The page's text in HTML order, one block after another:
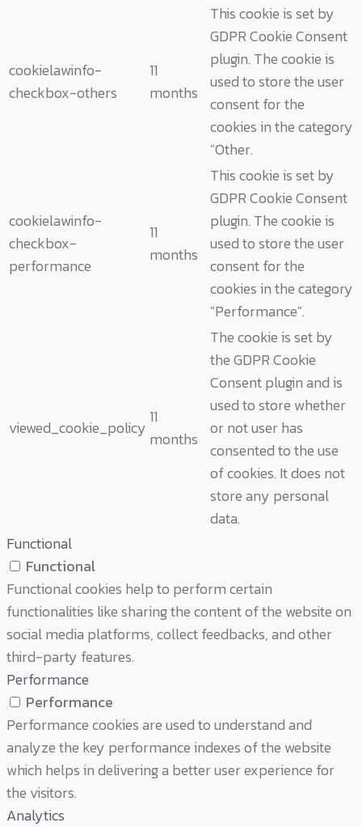
cookielawinfo-
checkbox-others
11
months
This cookie is set by
GDPR Cookie Consent
plugin. The cookie is
used to store the user
consent for the
cookies in the category
"Other.
cookielawinfo-
checkbox-
performance
11
months
This cookie is set by
GDPR Cookie Consent
plugin. The cookie is
used to store the user
consent for the
cookies in the category
"Performance".
viewed_cookie_policy
11
months
The cookie is set by
the GDPR Cookie
Consent plugin and is
used to store whether
or not user has
consented to the use
of cookies. It does not
store any personal
data.
Functional
Functional
Functional cookies help to perform certain
functionalities like sharing the content of the website on
social media platforms, collect feedbacks, and other
third-party features.
Performance
Performance
Performance cookies are used to understand and
analyze the key performance indexes of the website
which helps in delivering a better user experience for
the visitors.
Analytics